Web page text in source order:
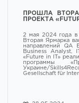
ПРОШЛА
ПРОЕКТА
2 мая 2024 года в
Вторая Ярмарка
направлений QA
Business Analyst,
«Future in IT»
программы
Украине/
Gesellschaft für